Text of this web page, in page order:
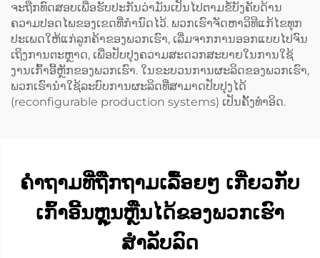
ຈະຖືກທົດສອບເພື່ອຮັບປະກັນວ່າມັນເປັນໄປຕາມຂໍ້ບັງຄັບດ້ານ
ຄວາມປອດໄພຂອງເຂດທີ່ກຳນົດໄວ້. ພວກເຮົາຈັດຫາວິທີແກ້ໄຂທຸກ
ປະເພດໃຫ້ແກ່ລູກຄ້າຂອງພວກເຮົາ, ເລີ່ມຈາກການອອກແບບໄປຈົນ
ເຖິງການຕະຫຼາດ, ເພື່ອປັບປຸງຄວາມສະດວກສະບາຍໃນການໃຊ້
ງານເກົ້າອີ້ຫຼັກຂອງພວກເຮົາ. ໃນຂະບວນການຜະລິດຂອງພວກເຮົາ,
ພວກເຮົານຳໃຊ້ລະບົບການຜະລິດທີ່ສາມາດປັບປຸງໄດ້
(reconfigurable production systems) ເປັນຄັ້ງທຳອິດ.
ຄຳຖາມທີ່ຖືກຖາມເລື້ອຍໆ ເກີ່ຍວກັບ
ເກົ້າອີ້ນຫຼຸນຫຼືນໄດ້ຂອງພວກເຮົາ
ສຳລັບລົດ